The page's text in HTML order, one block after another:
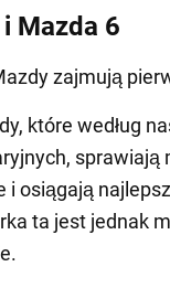
Mazda 6
zajmują
które według
sprawiają
i osiągają
ta jest jednak